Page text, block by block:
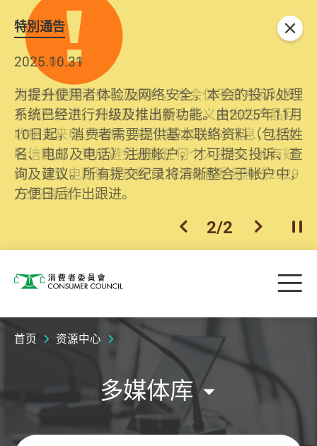
特別通告
2026.06.29
消委会提醒消费者及商户，本会仅于官方网站发
布消费警示。如接获以消委会名义发出的产品回
收相关来电、电邮、短讯或社交媒体讯息，切勿
轻信回应，更应避免透露任何个人资料。如有疑
问，请致电防骗易热线18222或消委会热线2929
2222查询。
2025.10.31
为提升使用者体验及网络安全，本会的投诉处理
系统已经进行升级及推出新功能。由2025年11月
10日起，消费者需要提供基本联络资料（包括姓
名、电邮及电话）注册帐户，才可提交投诉、查
询及建议。所有提交纪录将清晰整合于帐户中，
方便日后作出跟进。
上一个
2/2 下一个开
关闭
消费者委员会 目
首页 资源中心
多媒体库